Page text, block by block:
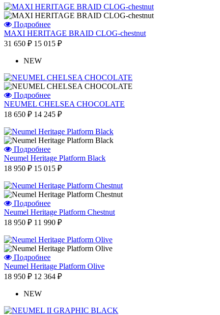
Подробнее
MAXI HERITAGE BRAID CLOG-chestnut
31 650 ₽ 15 015 ₽
NEW
Подробнее
NEUMEL CHELSEA CHOCOLATE
18 650 ₽ 14 245 ₽
Подробнее
Neumel Heritage Platform Black
18 950 ₽ 15 015 ₽
Подробнее
Neumel Heritage Platform Chestnut
18 950 ₽ 11 990 ₽
Подробнее
Neumel Heritage Platform Olive
18 950 ₽ 12 364 ₽
NEW